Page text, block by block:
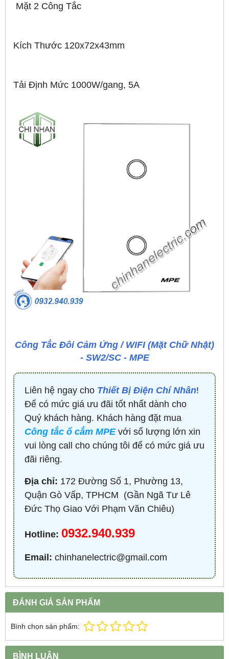
Mặt 2 Công Tắc
Kích Thước 120x72x43mm
Tải Định Mức 1000W/gang, 5A
Công Tắc Đôi Cảm Ứng / WIFI (Mặt Chữ Nhật)
- SW2/SC - MPE
Liên hệ ngay cho Thiết Bị Điện Chí Nhân!
Để có mức giá ưu đãi tốt nhất dành cho
Quý khách hàng. Khách hàng đặt mua
Công tắc ổ cắm MPEvới số lượng lớn xin
vui lòng call cho chúng tôi để có mức giá ưu
đãi riêng.
Địa chỉ: 172 Đường Số 1, Phường 13,
Quận Gò Vấp, TPHCM ​ (Gần Ngã Tư Lê
Đức Thọ Giao Với Phạm Văn Chiêu)
Hotline: 0932.940.939
Email: chinhanelectric@gmail.com
ĐÁNH GIÁ SẢN PHẨM
Bình chọn sản phẩm:
BÌNH LUẬN